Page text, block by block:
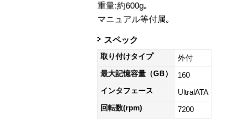
重量:約600g｡
マニュアル等付属｡
スペック
取り付けタイプ
外付
最大記憶容量（GB）
160
インタフェース
UltralATA
回転数(rpm)
7200